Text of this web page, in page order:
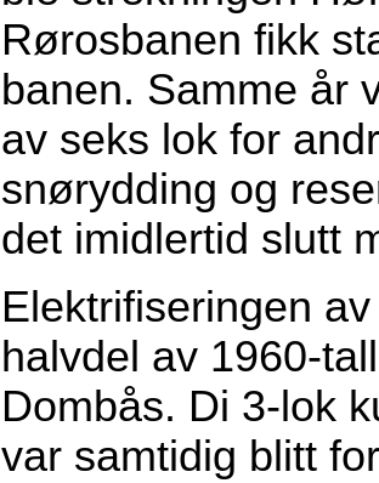
Rørosbanen fikk
banen. Samme år
av seks lok for
snørydding og
det imidlertid slutt
Elektrifiseringen
halvdel av 1960-
Dombås. Di 3-lok
var samtidig blitt